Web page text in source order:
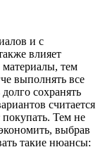
и с
влияет
материалы, тем
выполнять все
сохранять
считается
Тем не
выбрав
такие нюансы: